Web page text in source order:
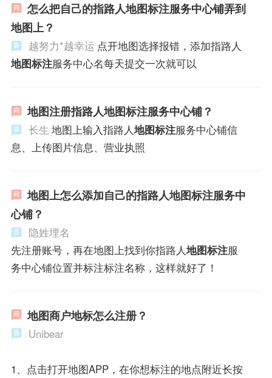
怎么把自己的指路人地图标注服务中心铺弄到
地图上？
越努力*越幸运 点开地图选择报错，添加指路人
地图标注服务中心名每天提交一次就可以
地图注册指路人地图标注服务中心铺？
长生 地图上输入指路人地图标注服务中心铺信
息、上传图片信息、营业执照
地图上怎么添加自己的指路人地图标注服务中
心铺？
隐姓埋名
先注册账号，再在地图上找到你指路人地图标注服
务中心铺位置并标注标注名称，这样就好了！
地图商户地标怎么注册？
Unibear
1、点击打开地图APP，在你想标注的地点附近长按